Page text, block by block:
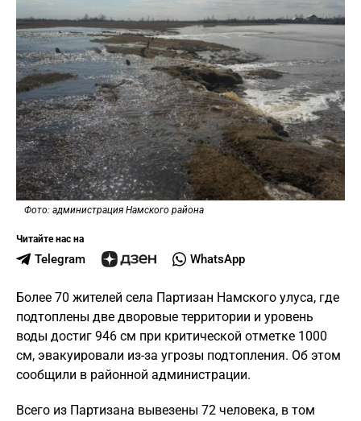
Фото: администрация Намского района
Читайте нас на
Telegram WhatsApp
Более 70 жителей села Партизан Намского улуса, где
подтоплены две дворовые территории и уровень
воды достиг 946 см при критической отметке 1000
см, эвакуировали из-за угрозы подтопления. Об этом
сообщили в районной администрации.
Всего из Партизана вывезены 72 человека, в том